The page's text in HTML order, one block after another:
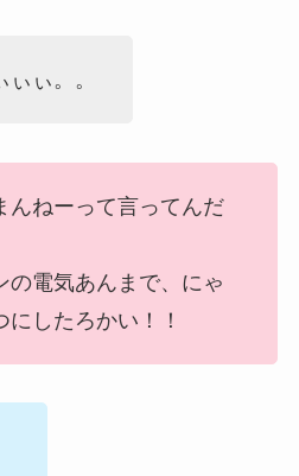
ぃ。。
んねーって言ってんだ
の電気あんまで、にゃ
にしたろかい！！